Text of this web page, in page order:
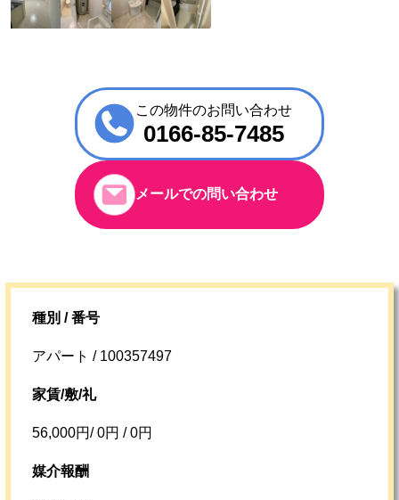
この物件のお問い合わせ
0166-85-7485
メールでの問い合わせ
種別 / 番号
アパート / 100357497
家賃/敷/礼
56,000円/ 0円 / 0円
媒介報酬